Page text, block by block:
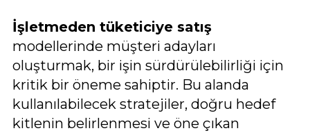
İşletmeden tüketiciye satış
modellerinde müşteri adayları
oluşturmak, bir işin sürdürülebilirliği için
kritik bir öneme sahiptir. Bu alanda
kullanılabilecek stratejiler, doğru hedef
kitlenin belirlenmesi ve öne çıkan